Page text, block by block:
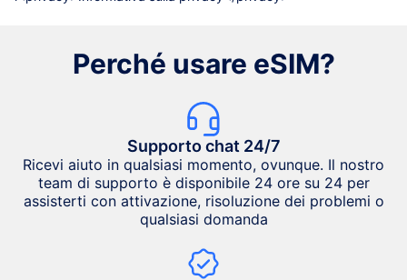
Perché usare eSIM?
Supporto chat 24/7
Ricevi aiuto in qualsiasi momento, ovunque. Il nostro
team di supporto è disponibile 24 ore su 24 per
assisterti con attivazione, risoluzione dei problemi o
qualsiasi domanda